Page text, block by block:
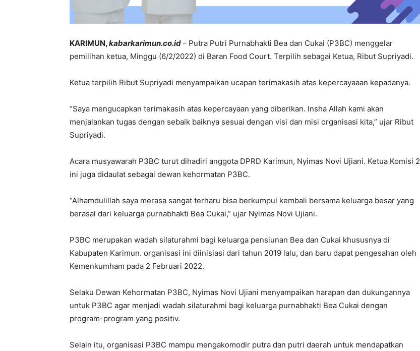
KARIMUN,kabarkarimun.co.id– Putra Putri Purnabhakti Bea dan Cukai (P3BC) menggelar
pemilihan ketua, Minggu (6/2/2022) di Baran Food Court. Terpilih sebagai Ketua, Ribut Supriyadi.
Ketua terpilih Ribut Supriyadi menyampaikan ucapan terimakasih atas kepercayaaan kepadanya.
“Saya mengucapkan terimakasih atas kepercayaan yang diberikan. Insha Allah kami akan
menjalankan tugas dengan sebaik baiknya sesuai dengan visi dan misi organisasi kita,” ujar Ribut
Supriyadi.
Acara musyawarah P3BC turut dihadiri anggota DPRD Karimun, Nyimas Novi Ujiani. Ketua Komisi 2
ini juga didaulat sebagai dewan kehormatan P3BC.
“Alhamdulillah saya merasa sangat terharu bisa berkumpul kembali bersama keluarga besar yang
berasal dari keluarga purnabhakti Bea Cukai,” ujar Nyimas Novi Ujiani.
P3BC merupakan wadah silaturahmi bagi keluarga pensiunan Bea dan Cukai khususnya di
Kabupaten Karimun. organisasi ini diinisiasi dari tahun 2019 lalu, dan baru dapat pengesahan oleh
Kemenkumham pada 2 Februari 2022.
Selaku Dewan Kehormatan P3BC, Nyimas Novi Ujiani menyampaikan harapan dan dukungannya
untuk P3BC agar menjadi wadah silaturahmi bagi keluarga purnabhakti Bea Cukai dengan
program-program yang positiv.
Selain itu, organisasi P3BC mampu mengakomodir putra dan putri daerah untuk mendapatkan